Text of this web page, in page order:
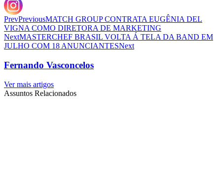
PrevPreviousMATCH GROUP CONTRATA EUGÊNIA DEL
VIGNA COMO DIRETORA DE MARKETING
NextMASTERCHEF BRASIL VOLTA Á TELA DA BAND EM
JULHO COM 18 ANUNCIANTESNext
Fernando Vasconcelos
Ver mais artigos
Assuntos Relacionados